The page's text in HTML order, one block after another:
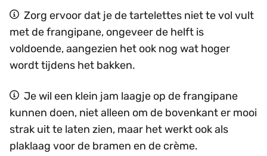
Zorg ervoor dat je de tartelettes niet te vol vult
met de frangipane, ongeveer de helft is
voldoende, aangezien het ook nog wat hoger
wordt tijdens het bakken.
Je wil een klein jam laagje op de frangipane
kunnen doen, niet alleen om de bovenkant er mooi
strak uit te laten zien, maar het werkt ook als
plaklaag voor de bramen en de crème.